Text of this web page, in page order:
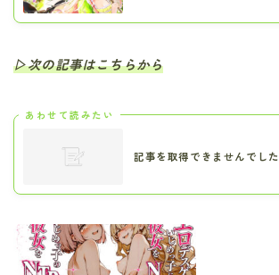
▷次の記事はこちらから
あわせて読みたい
記事を取得できませんでした